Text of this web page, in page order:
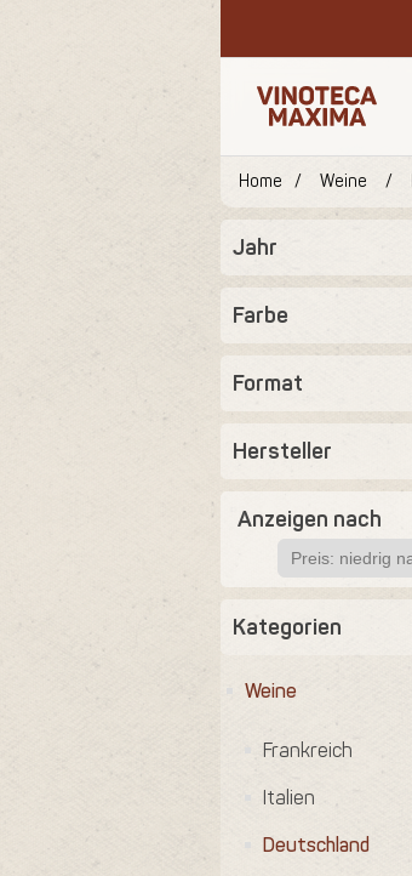
Home / Weine /
Jahr
Farbe
Format
Hersteller
Anzeigen nach
Kategorien
Weine
Frankreich
Italien
Deutschland